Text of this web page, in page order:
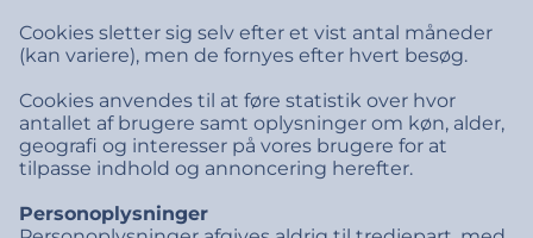
Cookies sletter sig selv efter et vist antal måneder
(kan variere), men de fornyes efter hvert besøg.
Cookies anvendes til at føre statistik over hvor
antallet af brugere samt oplysninger om køn, alder,
geografi og interesser på vores brugere for at
tilpasse indhold og annoncering herefter.
Personoplysninger